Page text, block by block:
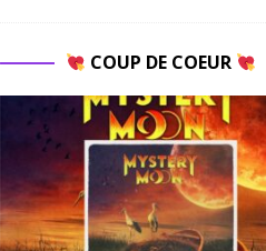
COUP DE COEUR